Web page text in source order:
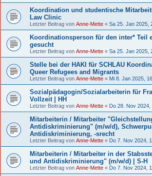
Koordination und studentische
Law Clinic
Letzter Beitrag von Anne-Mette « Sa 25. Jan 2025,
Koordinationsperson für den inter* Teil
gesucht
Letzter Beitrag von Anne-Mette « Sa 25. Jan 2025,
Stelle bei der HAKI für SCHLAU
Queer Refugees and Migrants
Letzter Beitrag von Anne-Mette « Mi 8. Jan 2025,
Sozialpädagogin/Sozialarbeiterin für
Vollzeit | HH
Letzter Beitrag von Anne-Mette « Do 28. Nov 2024,
Mitarbeiterin / Mitarbeiter
Antidiskriminierung" (m/w/d),
Antidiskriminierung, -srecht
Letzter Beitrag von Anne-Mette « Do 7. Nov 2024,
Mitarbeiterin / Mitarbeiter in der
und Antidiskriminierung" (m/w/d) | S-H
Letzter Beitrag von Anne-Mette « Do 7. Nov 2024,